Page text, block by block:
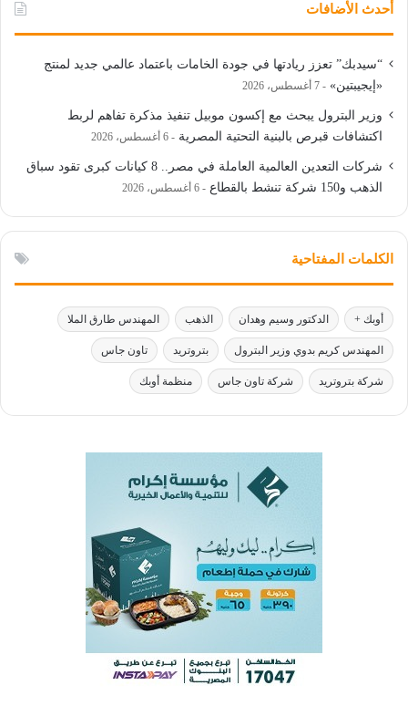
أحدث الأضافات
“سيدبك” تعزز ريادتها في جودة الخامات باعتماد عالمي جديد لمنتج
«إيجيبتين»
7 أغسطس، 2026
وزير البترول يبحث مع إكسون موبيل تنفيذ مذكرة تفاهم لربط
اكتشافات قبرص بالبنية التحتية المصرية
6 أغسطس، 2026
شركات التعدين العالمية العاملة في مصر.. 8 كيانات كبرى تقود سباق
الذهب و150 شركة تنشط بالقطاع
6 أغسطس، 2026
الكلمات المفتاحية
أوبك + الدكتور وسيم وهدان الذهب المهندس طارق الملا
المهندس كريم بدوي وزير البترول بتروتريد تاون جاس
شركة بتروتريد شركة تاون جاس منظمة أوبك